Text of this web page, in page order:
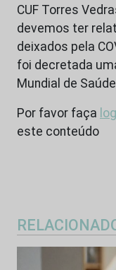
CUF Torres
devemos ter
deixados pela
foi decretada
Mundial de
Por favor faça
este conteúdo